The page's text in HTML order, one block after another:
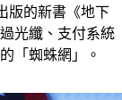
實際隱藏著複雜
版的新書《地下
光纖、支付系統